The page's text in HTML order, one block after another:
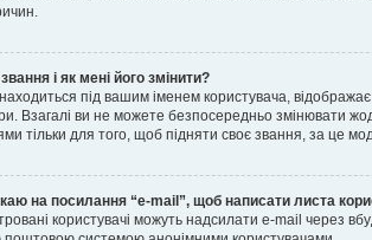
і як мені його змінити?
під вашим іменем користувача,
Взагалі ви не можете безпосередньо змінювати
тільки для того, щоб підняти своє звання, за це
на посилання “e-mail”, щоб написати листа
користувачі можуть надсилати e-mail через